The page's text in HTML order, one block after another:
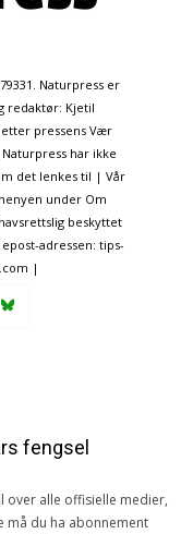
Naturpress er
redaktør: Kjetil
pressens Vær
har ikke
det lenkes til | Vår
under Om
beskyttet
adressen: tips-
|
fengsel
over alle offisielle medier,
må du ha abonnement